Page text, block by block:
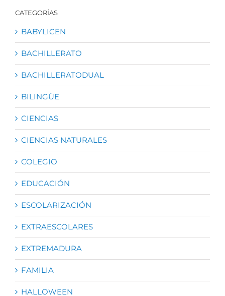
CATEGORÍAS
BABYLICEN
BACHILLERATO
BACHILLERATODUAL
BILINGÜE
CIENCIAS
CIENCIAS NATURALES
COLEGIO
EDUCACIÓN
ESCOLARIZACIÓN
EXTRAESCOLARES
EXTREMADURA
FAMILIA
HALLOWEEN